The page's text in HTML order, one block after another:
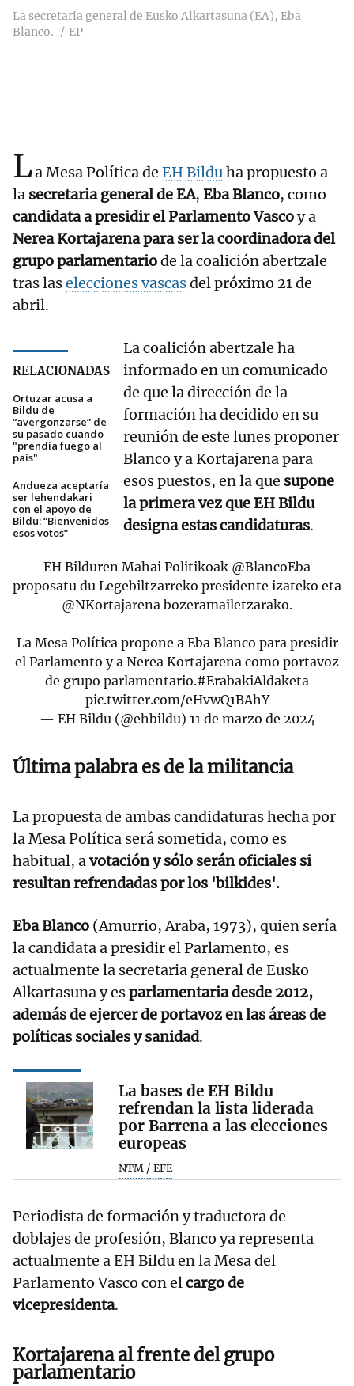
La secretaria general de Eusko Alkartasuna (EA), Eba
Blanco.
EP
La Mesa Política de EH Bilduha propuesto a
la secretaria general de EA, Eba Blanco, como
candidata a presidir el Parlamento Vascoy a
Nerea Kortajarena para ser la coordinadora del
grupo parlamentariode la coalición abertzale
tras laselecciones vascasdel próximo 21 de
abril.
RELACIONADAS
Ortuzar acusa a
Bildu de
“avergonzarse” de
su pasado cuando
"prendía fuego al
país"
Andueza aceptaría
ser lehendakari
con el apoyo de
Bildu: “Bienvenidos
esos votos”
La coalición abertzale ha
informado en un comunicado
de que la dirección de la
formación ha decidido en su
reunión de este lunes proponer
Blanco y a Kortajarena para
esos puestos, en la que supone
la primera vez que EH Bildu
designa estas candidaturas.
EH Bilduren Mahai Politikoak @BlancoEba
proposatu du Legebiltzarreko presidente izateko eta
@NKortajarena bozeramailetzarako.
La Mesa Política propone a Eba Blanco para presidir
el Parlamento y a Nerea Kortajarena como portavoz
de grupo parlamentario.#ErabakiAldaketa
pic.twitter.com/eHvwQ1BAhY
— EH Bildu (@ehbildu) 11 de marzo de 2024
Última palabra es de la militancia
La propuesta de ambas candidaturas hecha por
la Mesa Política será sometida, como es
habitual, avotación y sólo serán oficiales si
resultan refrendadas por los 'bilkides'.
Eba Blanco (Amurrio, Araba, 1973), quien sería
la candidata a presidir el Parlamento, es
actualmente la secretaria general de Eusko
Alkartasuna y esparlamentaria desde 2012,
además de ejercer de portavoz en las áreas de
políticas sociales y sanidad.
La bases de EH Bildu
refrendan la lista liderada
por Barrena a las elecciones
europeas
NTM / EFE
Periodista de formación y traductora de
doblajes de profesión, Blanco ya representa
actualmente a EH Bildu en la Mesa del
Parlamento Vasco con elcargo de
vicepresidenta.
Kortajarena al frente del grupo
parlamentario